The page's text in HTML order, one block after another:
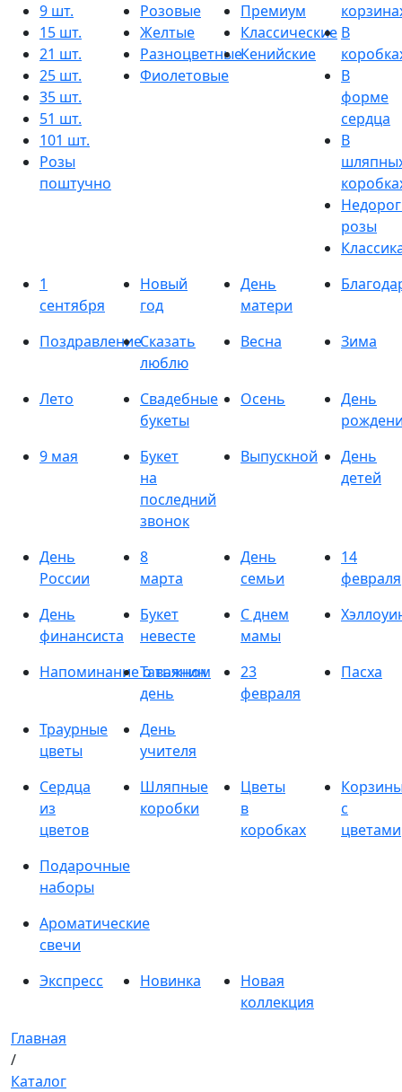
9 шт.
15 шт.
21 шт.
25 шт.
35 шт.
51 шт.
101 шт.
Розы
поштучно
Розовые
Желтые
Разноцветные
Фиолетовые
Премиум
Классические
Кенийские
В
В
форме
сердца
В
розы
1
сентября
Новый
год
День
матери
ПоздравлениеСказать
люблю
Весна Зима
Лето
Свадебные
букеты
Осень
День
9 мая
Букет
на
последний
звонок
Выпускной
День
детей
День
России
8
марта
День
семьи
14
февраля
День
финансиста
Букет
невесте
С днем
мамы
Напоминание о важном
Татьянин
день
23
февраля
Пасха
Траурные
цветы
День
учителя
Сердца
из
цветов
Шляпные
коробки
Цветы
в
коробках
с
цветами
Подарочные
наборы
Ароматические
свечи
Экспресс
Новинка
Новая
коллекция
Главная
/
Каталог